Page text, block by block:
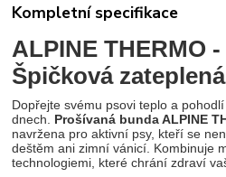
Kompletní specifikace
ALPINE THERMO
Špičková
Dopřejte svému psovi teplo a
dnech. Prošívaná bunda ALPINE
navržena pro aktivní psy, kteří se
deštěm ani zimní vánicí. Kombinuje
technologiemi, které chrání zdraví